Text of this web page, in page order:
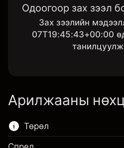
Одоогоор зах зээл
Зах зээлийн
07T19:45:43+00:00
Арилжааны
Төрөл